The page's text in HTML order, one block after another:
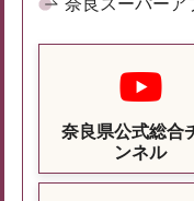
奈良スーパーア
奈良県公式総合
ンネル